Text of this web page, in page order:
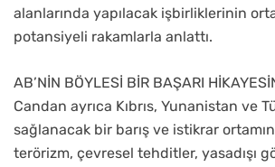
alanlarında yapılacak işbirliklerinin
potansiyeli rakamlarla anlattı.
AB’NİN BÖYLESİ BİR BAŞARI
Candan ayrıca Kıbrıs, Yunanistan ve
sağlanacak bir barış ve istikrar
terörizm, çevresel tehditler, yasadışı